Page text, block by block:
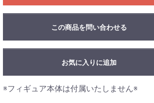
この商品を問い合わせる
お気に入りに追加
※フィギュア本体は付属いたしません※